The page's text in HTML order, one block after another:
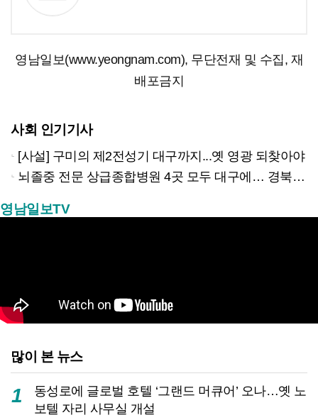
영남일보(www.yeongnam.com), 무단전재 및 수집, 재
배포금지
사회 인기기사
[사설] 구미의 제2전성기 대구까지...옛 영광 되찾아야
뇌졸중 전문 상급종합병원 4곳 모두 대구에… 경북은 골든타임 사각지대
영남일보TV
많이 본 뉴스
1
동성로에 글로벌 호텔 ‘그랜드 머큐어’ 오나…옛 노
보텔 자리 사무실 개설